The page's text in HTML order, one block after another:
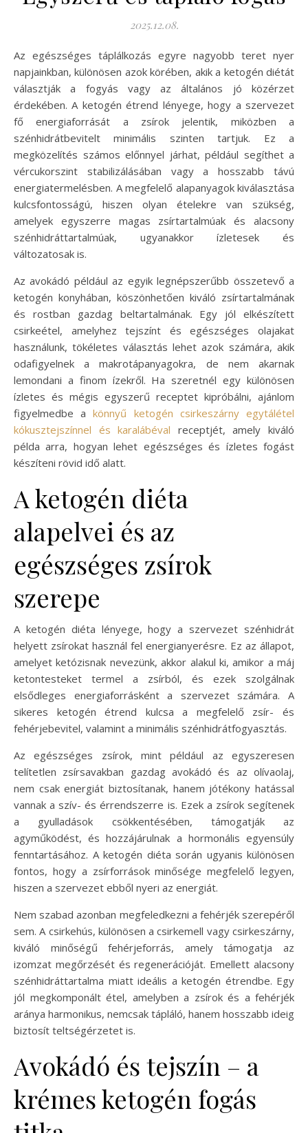
2025.12.08.
Az egészséges táplálkozás egyre nagyobb teret nyer
napjainkban, különösen azok körében, akik a ketogén diétát
választják a fogyás vagy az általános jó közérzet
érdekében. A ketogén étrend lényege, hogy a szervezet
fő energiaforrását a zsírok jelentik, miközben a
szénhidrátbevitelt minimális szinten tartjuk. Ez a
megközelítés számos előnnyel járhat, például segíthet a
vércukorszint stabilizálásában vagy a hosszabb távú
energiatermelésben. A megfelelő alapanyagok kiválasztása
kulcsfontosságú, hiszen olyan ételekre van szükség,
amelyek egyszerre magas zsírtartalmúak és alacsony
szénhidráttartalmúak, ugyanakkor ízletesek és
változatosak is.
Az avokádó például az egyik legnépszerűbb összetevő a
ketogén konyhában, köszönhetően kiváló zsírtartalmának
és rostban gazdag beltartalmának. Egy jól elkészített
csirkeétel, amelyhez tejszínt és egészséges olajakat
használunk, tökéletes választás lehet azok számára, akik
odafigyelnek a makrotápanyagokra, de nem akarnak
lemondani a finom ízekről. Ha szeretnél egy különösen
ízletes és mégis egyszerű receptet kipróbálni, ajánlom
figyelmedbe akönnyű ketogén csirkeszárny egytálétel
kókusztejszínnel és karalábéval receptjét, amely kiváló
példa arra, hogyan lehet egészséges és ízletes fogást
készíteni rövid idő alatt.
A ketogén diéta
alapelvei és az
egészséges zsírok
szerepe
A ketogén diéta lényege, hogy a szervezet szénhidrát
helyett zsírokat használ fel energianyerésre. Ez az állapot,
amelyet ketózisnak nevezünk, akkor alakul ki, amikor a máj
ketontesteket termel a zsírból, és ezek szolgálnak
elsődleges energiaforrásként a szervezet számára. A
sikeres ketogén étrend kulcsa a megfelelő zsír- és
fehérjebevitel, valamint a minimális szénhidrátfogyasztás.
Az egészséges zsírok, mint például az egyszeresen
telítetlen zsírsavakban gazdag avokádó és az olívaolaj,
nem csak energiát biztosítanak, hanem jótékony hatással
vannak a szív- és érrendszerre is. Ezek a zsírok segítenek
a gyulladások csökkentésében, támogatják az
agyműködést, és hozzájárulnak a hormonális egyensúly
fenntartásához. A ketogén diéta során ugyanis különösen
fontos, hogy a zsírforrások minősége megfelelő legyen,
hiszen a szervezet ebből nyeri az energiát.
Nem szabad azonban megfeledkezni a fehérjék szerepéről
sem. A csirkehús, különösen a csirkemell vagy csirkeszárny,
kiváló minőségű fehérjeforrás, amely támogatja az
izomzat megőrzését és regenerációját. Emellett alacsony
szénhidráttartalma miatt ideális a ketogén étrendbe. Egy
jól megkomponált étel, amelyben a zsírok és a fehérjék
aránya harmonikus, nemcsak tápláló, hanem hosszabb ideig
biztosít teltségérzetet is.
Avokádó és tejszín – a
krémes ketogén fogás